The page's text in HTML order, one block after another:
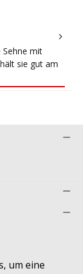
Sehne mit
sie gut am
zzgl.
um eine